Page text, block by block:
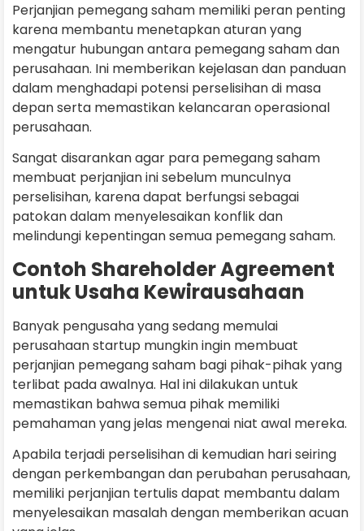
Perjanjian pemegang saham memiliki peran penting
karena membantu menetapkan aturan yang
mengatur hubungan antara pemegang saham dan
perusahaan. Ini memberikan kejelasan dan panduan
dalam menghadapi potensi perselisihan di masa
depan serta memastikan kelancaran operasional
perusahaan.
Sangat disarankan agar para pemegang saham
membuat perjanjian ini sebelum munculnya
perselisihan, karena dapat berfungsi sebagai
patokan dalam menyelesaikan konflik dan
melindungi kepentingan semua pemegang saham.
Contoh Shareholder Agreement
untuk Usaha Kewirausahaan
Banyak pengusaha yang sedang memulai
perusahaan startup mungkin ingin membuat
perjanjian pemegang saham bagi pihak-pihak yang
terlibat pada awalnya. Hal ini dilakukan untuk
memastikan bahwa semua pihak memiliki
pemahaman yang jelas mengenai niat awal mereka.
Apabila terjadi perselisihan di kemudian hari seiring
dengan perkembangan dan perubahan perusahaan,
memiliki perjanjian tertulis dapat membantu dalam
menyelesaikan masalah dengan memberikan acuan